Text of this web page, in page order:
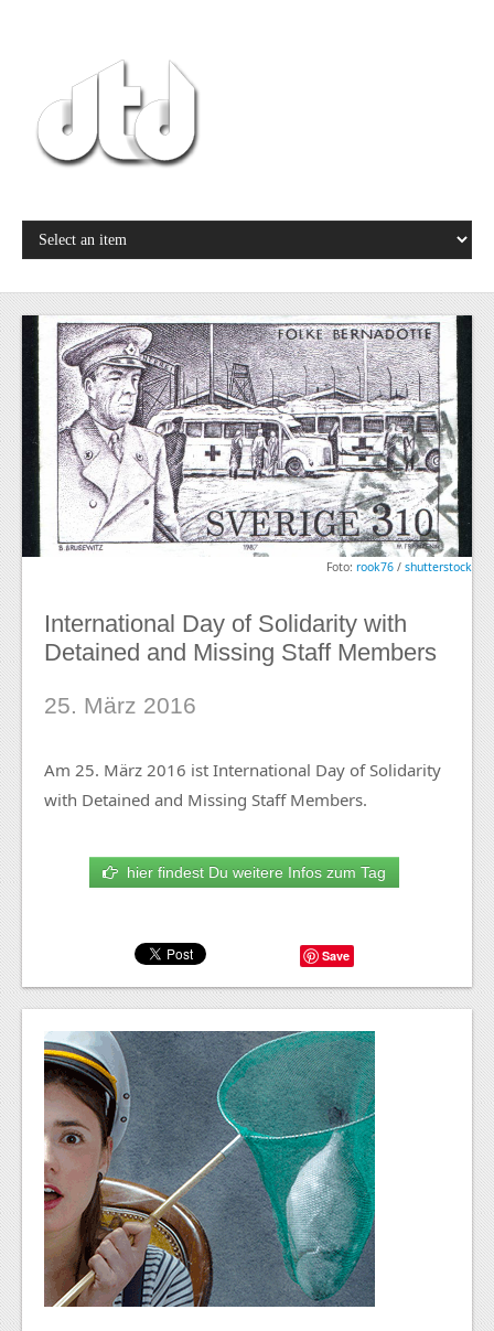
Foto: rook76 / shutterstock
International Day of Solidarity with
Detained and Missing Staff Members
25. März 2016
Am 25. März 2016 ist International Day of Solidarity
with Detained and Missing Staff Members.
hier findest Du weitere Infos zum Tag
Save